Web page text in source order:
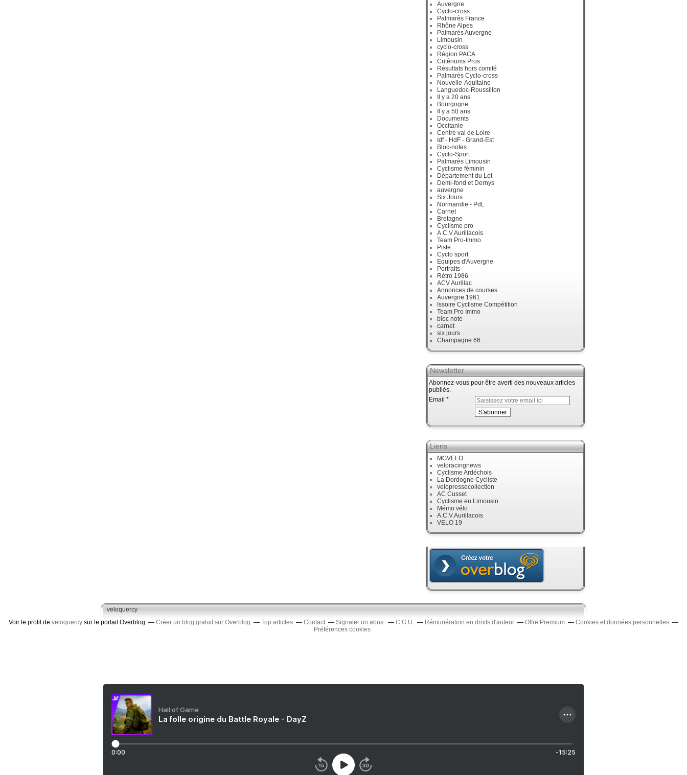
Auvergne
Cyclo-cross
Palmarès France
Rhône Alpes
Palmarès Auvergne
Limousin
cyclo-cross
Région PACA
Critériums Pros
Résultats hors comité
Palmarès Cyclo-cross
Nouvelle-Aquitaine
Languedoc-Roussillon
Il y a 20 ans
Bourgogne
Il y a 50 ans
Documents
Occitanie
Centre val de Loire
Idf - HdF - Grand-Est
Bloc-notes
Cyclo-Sport
Palmarès Limousin
Cyclisme féminin
Département du Lot
Demi-fond et Dernys
auvergne
Six Jours
Normandie - PdL
Carnet
Bretagne
Cyclisme pro
A.C.V.Aurillacois
Team Pro-Immo
Piste
Cyclo sport
Equipes d'Auvergne
Portraits
Rétro 1986
ACV Aurillac
Annonces de courses
Auvergne 1961
Issoire Cyclisme Compétition
Team Pro Immo
bloc note
carnet
six jours
Champagne 66
Newsletter
Abonnez-vous pour être averti des nouveaux articles
publiés.
Email
Liens
MGVELO
veloracingnews
Cyclisme Ardéchois
La Dordogne Cycliste
velopressecollection
AC Cusset
Cyclisme en Limousin
Mémo vélo
A.C.V.Aurillacois
VELO 19
veloquercy
Voir le profil de veloquercy sur le portail Overblog Créer un blog gratuit sur Overblog Top articles Contact Signaler un abus C.G.U. Rémunération en droits d'auteur Offre Premium
Cookies et données personnelles
Préférences cookies
Hall of Game
La folle origine du Battle Royale - DayZ
0:00 -15:25